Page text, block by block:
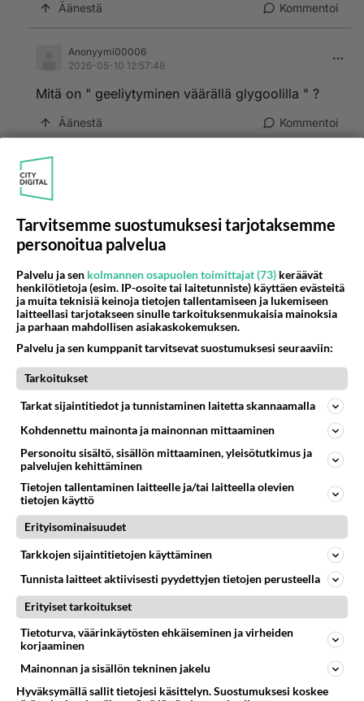
Äänestä Kommentoi
Anonyymi00006
2026-05-10 12:57:48
Mitä on " geeliytyminen väärällä glygoolilla " ?
Äänestä Kommentoi
Mitä on " geeliytyminen väärällä glygoolilla " ?
Kokeile sekoittaa kahta erityyppistä glygolia, niin
voit saada aikan hyhmäisyyttä "geelimäisyyttä"
muuten liuoksena oleviin jäähdytys nesteisin.
Voit lukea asiasta useista tietolähteistä web
sivustoilta.
Äänestä Kommentoi
2026-05-11 10:49:37
Meinaatko että tuommoiset koneet kestää
ikuisesti jos vain huoltaa hyvin?
Äänestä
Anonyymi00009
Per136kirjoitti:
Totta!
jossa vaikeasti havaittava ilmavuoto. Lämpömittarin
kuittasin jäähdyttelemällä konetta ja lyhyemmällä
Lue lisää
Tarvitsemme suostumuksesi tarjotaksemme
personoitua palvelua
Palvelu ja sen kolmannen osapuolen toimittajat (73) keräävät
henkilötietoja (esim. IP-osoite tai laitetunniste) käyttäen evästeitä
ja muita teknisiä keinoja tietojen tallentamiseen ja lukemiseen
laitteellasi tarjotakseen sinulle tarkoituksenmukaisia mainoksia
ja parhaan mahdollisen asiakaskokemuksen.
Palvelu ja sen kumppanit tarvitsevat suostumuksesi seuraaviin:
Tarkoitukset
Tarkat sijaintitiedot ja tunnistaminen laitetta skannaamalla
Kohdennettu mainonta ja mainonnan mittaaminen
Personoitu sisältö, sisällön mittaaminen, yleisötutkimus ja
palvelujen kehittäminen
Tietojen tallentaminen laitteelle ja/tai laitteella olevien
tietojen käyttö
Erityisominaisuudet
Tarkkojen sijaintitietojen käyttäminen
Tunnista laitteet aktiivisesti pyydettyjen tietojen perusteella
Erityiset tarkoitukset
Tietoturva, väärinkäytösten ehkäiseminen ja virheiden
korjaaminen
Mainonnan ja sisällön tekninen jakelu
Hyväksymällä sallit tietojesi käsittelyn. Suostumuksesi koskee